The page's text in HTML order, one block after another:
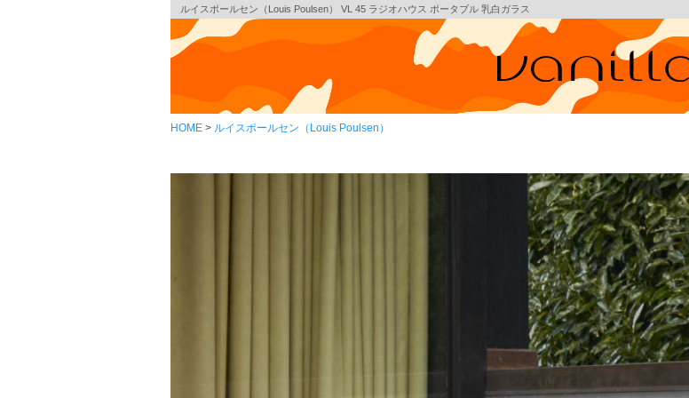
ルイスポールセン（Louis Poulsen） VL 45 ラジオハウス ポータブル 乳白ガラス
HOME ルイスポールセン（Louis Poulsen）